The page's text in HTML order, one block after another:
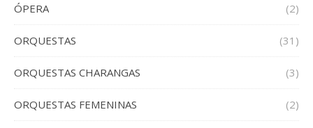
ÓPERA (2)
ORQUESTAS (31)
ORQUESTAS CHARANGAS (3)
ORQUESTAS FEMENINAS (2)